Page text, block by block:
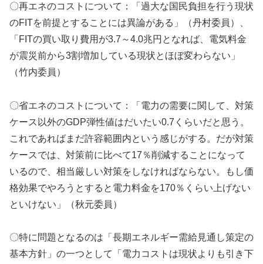
〇再エネのコストについて：「過大な国民負担を行う現状
のFITを前提とすることには異論がある」（丹村委員）、
「FITの買い取り費用が3.7～4.0兆円となれば、電気料金
が震災前から3割増加している現状とほぼ変わらない」
（竹内委員）
〇省エネのコストについて：「電力の需要に関して、対策
ケース以外のGDP弾性値はだいたい0.7くらいだと思う。
これであればまだ許容範囲内という感じがする。だが対策
ケースでは、対策前に比べて17％削減することになって
いるので、相当厳しい対策をしなければならない。もし価
格効果でやろうとすると電力料金を170％くらい上げない
といけない」（秋元委員）
〇特に問題となるのは「長期エネルギー需給見通し策定の
基本方針」の一つとして「電力コストは現状よりも引き下